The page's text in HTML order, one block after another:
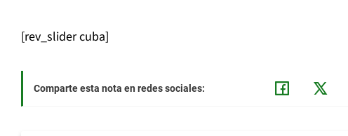
[rev_slider cuba]
Comparte esta nota en redes sociales: